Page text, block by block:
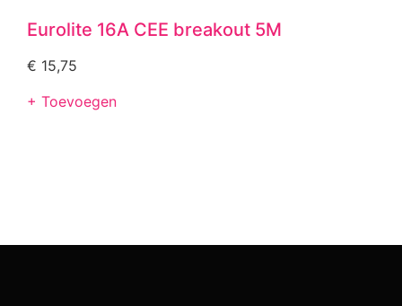
Eurolite 16A CEE breakout 5M
€ 15,75
+ Toevoegen